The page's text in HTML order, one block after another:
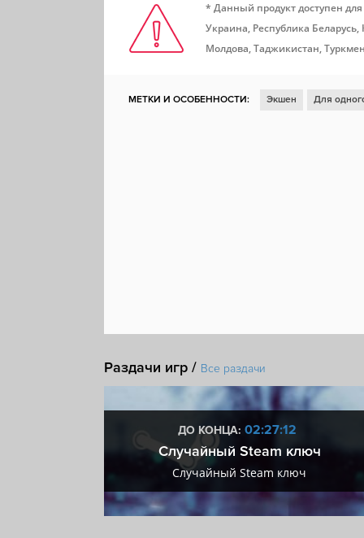
* Данный продукт доступен
Украина, Республика
Молдова, Таджикистан,
МЕТКИ И ОСОБЕННОСТИ: Экшен Для
Раздачи игр / Все раздачи
ДО КОНЦА: 02:27:12
Случайный Steam ключ
Случайный Steam ключ